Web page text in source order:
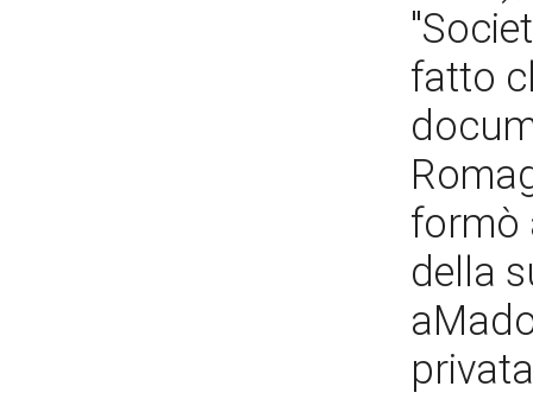
fatto
formò
della